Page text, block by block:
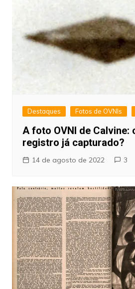
Destaques Fotos de OVNIs
A foto OVNI de Calvine:
registro já capturado?
14 de agosto de 2022 3